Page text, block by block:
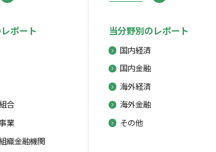
ポート
合
業
織金融機関
当分野別のレポート
国内経済
国内金融
海外経済
海外金融
その他